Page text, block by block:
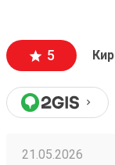
5
21.05.2026